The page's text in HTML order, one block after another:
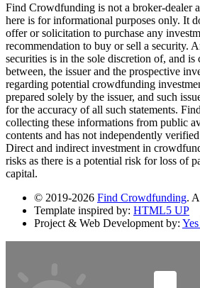
Find Crowdfunding is not a broker-dealer
here is for informational purposes only. It
offer or solicitation to purchase any
recommendation to buy or sell a security.
securities is in the sole discretion of, and
between, the issuer and the prospective
regarding potential crowdfunding
prepared solely by the issuer, and such
for the accuracy of all such statements.
collecting these informations from public
contents and has not independently
Direct and indirect investment in
risks as there is a potential risk for loss of
capital.
© 2019-2026 Find Crowdfunding.
Template inspired by: HTML5 UP
Project & Web Development by: